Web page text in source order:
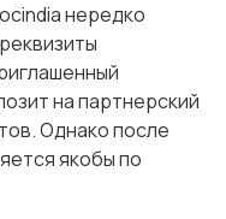
нередко
на партнерский
Однако после
якобы по